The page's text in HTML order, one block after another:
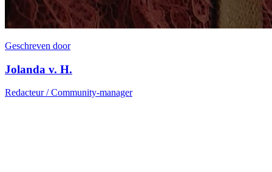
Geschreven door
Jolanda v. H.
Redacteur / Community-manager